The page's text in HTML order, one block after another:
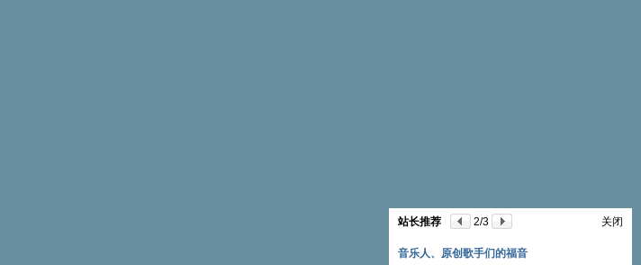
关闭
站长推荐 2/3
音乐人、原创歌手们的福音